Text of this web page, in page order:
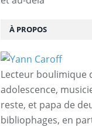
À PROPOS
Lecteur boulimique
adolescence,
reste, et papa de
bibliophages, en